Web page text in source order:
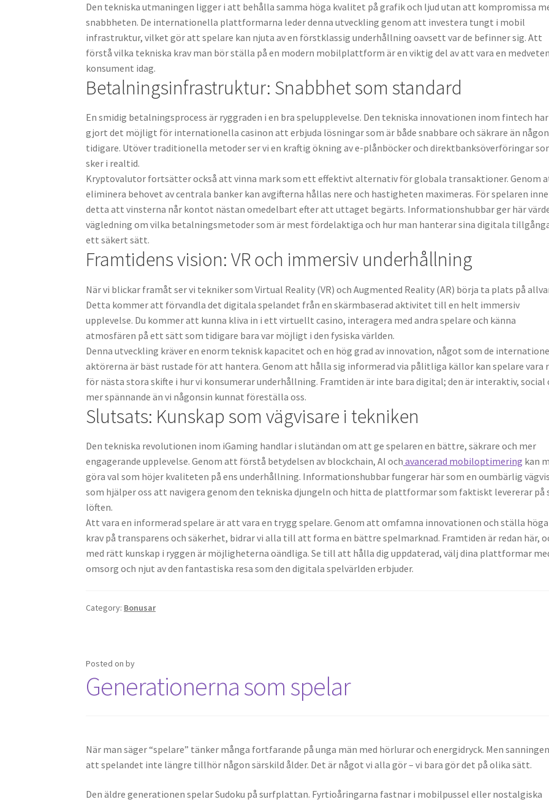
Den tekniska utmaningen ligger i att behålla samma höga kvalitet på grafik och ljud utan att kompromissa
snabbheten. De internationella plattformarna leder denna utveckling genom att investera tungt i mobil
infrastruktur, vilket gör att spelare kan njuta av en förstklassig underhållning oavsett var de befinner sig. Att
förstå vilka tekniska krav man bör ställa på en modern mobilplattform är en viktig del av att vara en medveten
konsument idag.
Betalningsinfrastruktur: Snabbhet som standard
En smidig betalningsprocess är ryggraden i en bra spelupplevelse. Den tekniska innovationen inom fintech har
gjort det möjligt för internationella casinon att erbjuda lösningar som är både snabbare och säkrare än
tidigare. Utöver traditionella metoder ser vi en kraftig ökning av e-plånböcker och direktbanksöverföringar
sker i realtid.
Kryptovalutor fortsätter också att vinna mark som ett effektivt alternativ för globala transaktioner. Genom
eliminera behovet av centrala banker kan avgifterna hållas nere och hastigheten maximeras. För spelaren
detta att vinsterna når kontot nästan omedelbart efter att uttaget begärts. Informationshubbar ger här
vägledning om vilka betalningsmetoder som är mest fördelaktiga och hur man hanterar sina digitala
ett säkert sätt.
Framtidens vision: VR och immersiv underhållning
När vi blickar framåt ser vi tekniker som Virtual Reality (VR) och Augmented Reality (AR) börja ta plats på
Detta kommer att förvandla det digitala spelandet från en skärmbaserad aktivitet till en helt immersiv
upplevelse. Du kommer att kunna kliva in i ett virtuellt casino, interagera med andra spelare och känna
atmosfären på ett sätt som tidigare bara var möjligt i den fysiska världen.
Denna utveckling kräver en enorm teknisk kapacitet och en hög grad av innovation, något som de
aktörerna är bäst rustade för att hantera. Genom att hålla sig informerad via pålitliga källor kan spelare vara
för nästa stora skifte i hur vi konsumerar underhållning. Framtiden är inte bara digital; den är interaktiv, social
mer spännande än vi någonsin kunnat föreställa oss.
Slutsats: Kunskap som vägvisare i tekniken
Den tekniska revolutionen inom iGaming handlar i slutändan om att ge spelaren en bättre, säkrare och mer
engagerande upplevelse. Genom att förstå betydelsen av blockchain, AI och avancerad mobiloptimering kan
göra val som höjer kvaliteten på ens underhållning. Informationshubbar fungerar här som en oumbärlig
som hjälper oss att navigera genom den tekniska djungeln och hitta de plattformar som faktiskt levererar på
löften.
Att vara en informerad spelare är att vara en trygg spelare. Genom att omfamna innovationen och ställa höga
krav på transparens och säkerhet, bidrar vi alla till att forma en bättre spelmarknad. Framtiden är redan här,
med rätt kunskap i ryggen är möjligheterna oändliga. Se till att hålla dig uppdaterad, välj dina plattformar
omsorg och njut av den fantastiska resa som den digitala spelvärlden erbjuder.
Category: Bonusar
Posted onby
Generationerna som spelar
När man säger “spelare” tänker många fortfarande på unga män med hörlurar och energidryck. Men
att spelandet inte längre tillhör någon särskild ålder. Det är något vi alla gör – vi bara gör det på olika sätt.
Den äldre generationen spelar Sudoku på surfplattan. Fyrtioåringarna fastnar i mobilpussel eller nostalgiska